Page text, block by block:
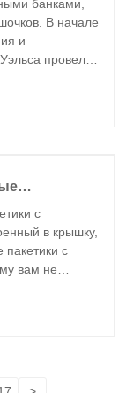
банками,
начале
и
провела
с
в крышку,
пакетики с
вам не